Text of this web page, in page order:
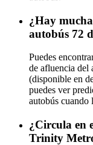
¿Hay
autobús 72
Puedes
de afluencia del
(disponible en
puedes ver
autobús cuando
¿Circula en
Trinity